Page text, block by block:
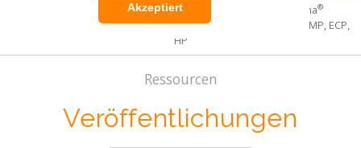
Akzeptiert
Internationales Institut für Core Evolution und CoreSoma®
Leitung: Siegmar Gerken PhD, ECP, HP und Cornelia Gerken CMP, ECP,
HP
Ressourcen
Veröffentlichungen